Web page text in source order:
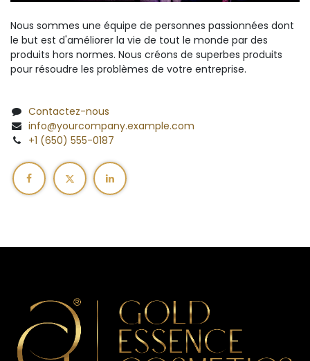
Nous sommes une équipe de personnes passionnées dont
le but est d'améliorer la vie de tout le monde par des
produits hors normes. Nous créons de superbes produits
pour résoudre les problèmes de votre entreprise.
Contactez-nous
info@yourcompany.example.com
+1 (650) 555-0187